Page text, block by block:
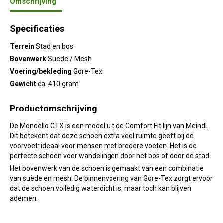
Specificaties
Terrein Stad en bos
BovenwerkSuede / Mesh
Voering/bekleding Gore-Tex
Gewichtca. 410 gram
Productomschrijving
De Mondello GTX is een model uit de Comfort Fit lijn van Meindl.
Dit betekent dat deze schoen extra veel ruimte geeft bij de
voorvoet: ideaal voor mensen met bredere voeten. Het is de
perfecte schoen voor wandelingen door het bos of door de stad.
Het bovenwerk van de schoen is gemaakt van een combinatie
van suède en mesh. De binnenvoering van Gore-Tex zorgt ervoor
dat de schoen volledig waterdicht is, maar toch kan blijven
ademen.